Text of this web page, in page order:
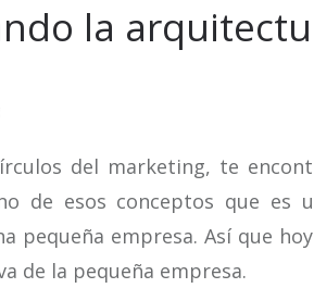
la
del marketing, te
de esos conceptos que es
pequeña empresa. Así que
de la pequeña empresa.